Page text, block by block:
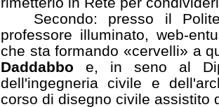
Secondo: presso il
professore illuminato, web-
che sta formando «cervelli» a
Daddabbo e, in seno al
dell'ingegneria civile e
corso di disegno civile assistito